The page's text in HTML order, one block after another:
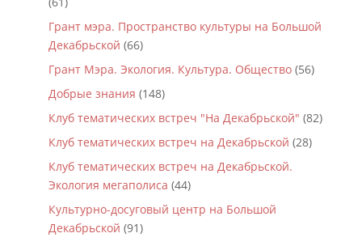
Грант мэра. Пространство культуры на Большой
Декабрьской (66)
Грант Мэра. Экология. Культура. Общество(56)
Добрые знания (148)
Клуб тематических встреч "На Декабрьской" (82)
Клуб тематических встреч на Декабрьской (28)
Клуб тематических встреч на Декабрьской.
Экология мегаполиса (44)
Культурно-досуговый центр на Большой
Декабрьской (91)